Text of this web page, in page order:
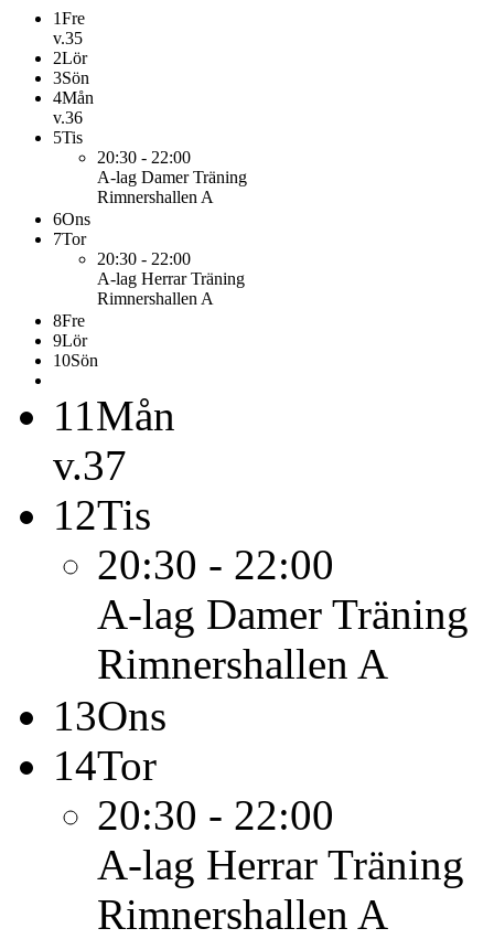
1Fre
v.35
2Lör
3Sön
4Mån
v.36
5Tis
20:30 - 22:00
A-lag Damer Träning
Rimnershallen A
6Ons
7Tor
20:30 - 22:00
A-lag Herrar Träning
Rimnershallen A
8Fre
9Lör
10Sön
11Mån
v.37
12Tis
20:30 - 22:00
A-lag Damer Träning
Rimnershallen A
13Ons
14Tor
20:30 - 22:00
A-lag Herrar Träning
Rimnershallen A